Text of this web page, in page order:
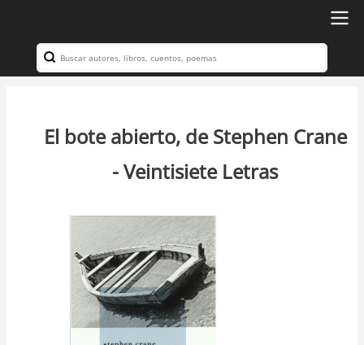
contenido
principal
Navegación
Search
El bote abierto, de Stephen Crane
- Veintisiete Letras